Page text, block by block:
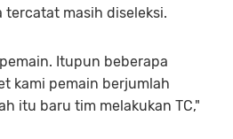
masih diseleksi.
Itupun beberapa
kami pemain berjumlah
itu baru tim melakukan TC,"